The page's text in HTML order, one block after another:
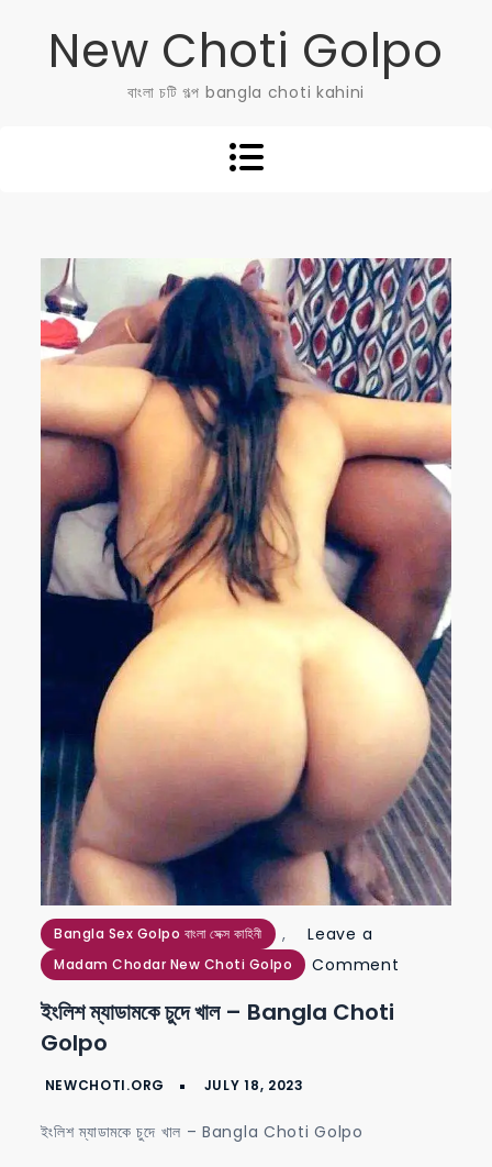
New Choti Golpo
বাংলা চটি গল্প bangla choti kahini
Bangla Sex Golpo বাংলা সেক্স কাহিনী ,
Madam Chodar New Choti Golpo
Leave a
Comment
ইংলিশ ম্যাডামকে চুদে খাল – Bangla Choti
Golpo
ইংলিশ ম্যাডামকে চুদে খাল – Bangla Choti Golpo